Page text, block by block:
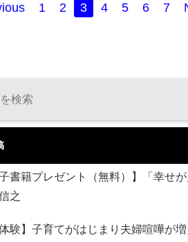
1 2 3 4 5 6 7
子書籍プレゼント（無料）】「幸せ
之
体験】子育てがはじまり夫婦喧嘩が